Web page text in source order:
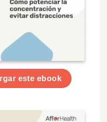
este ebook